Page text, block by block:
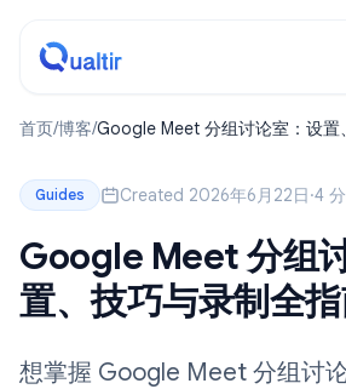
首页/博客/Google Meet 分组讨论室：设置
Guides Created 2026年6月22日·4
Google Meet 分组
置、技巧与录制全
想掌握 Google Meet 分组讨